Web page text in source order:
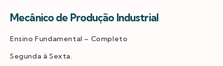
Mecânico de Produção Industrial
Ensino Fundamental – Completo
Segunda à Sexta.